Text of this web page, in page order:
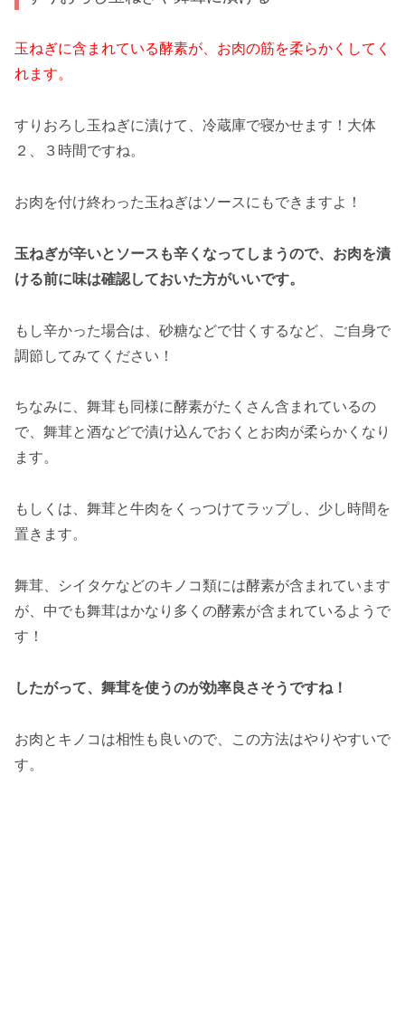
玉ねぎに含まれている酵素が、お肉の筋を柔らかくしてく
れます。
すりおろし玉ねぎに漬けて、冷蔵庫で寝かせます！大体
２、３時間ですね。
お肉を付け終わった玉ねぎはソースにもできますよ！
玉ねぎが辛いとソースも辛くなってしまうので、お肉を漬
ける前に味は確認しておいた方がいいです。
もし辛かった場合は、砂糖などで甘くするなど、ご自身で
調節してみてください！
ちなみに、舞茸も同様に酵素がたくさん含まれているの
で、舞茸と酒などで漬け込んでおくとお肉が柔らかくなり
ます。
もしくは、舞茸と牛肉をくっつけてラップし、少し時間を
置きます。
舞茸、シイタケなどのキノコ類には酵素が含まれています
が、中でも舞茸はかなり多くの酵素が含まれているようで
す！
したがって、舞茸を使うのが効率良さそうですね！
お肉とキノコは相性も良いので、この方法はやりやすいで
す。